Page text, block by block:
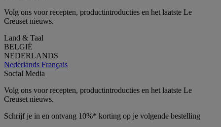
Volg ons voor recepten, productintroducties en het laatste Le
Creuset nieuws.
Land & Taal
BELGIË
NEDERLANDS
Nederlands Français
Social Media
Volg ons voor recepten, productintroducties en het laatste Le
Creuset nieuws.
Schrijf je in en ontvang 10%* korting op je volgende bestelling